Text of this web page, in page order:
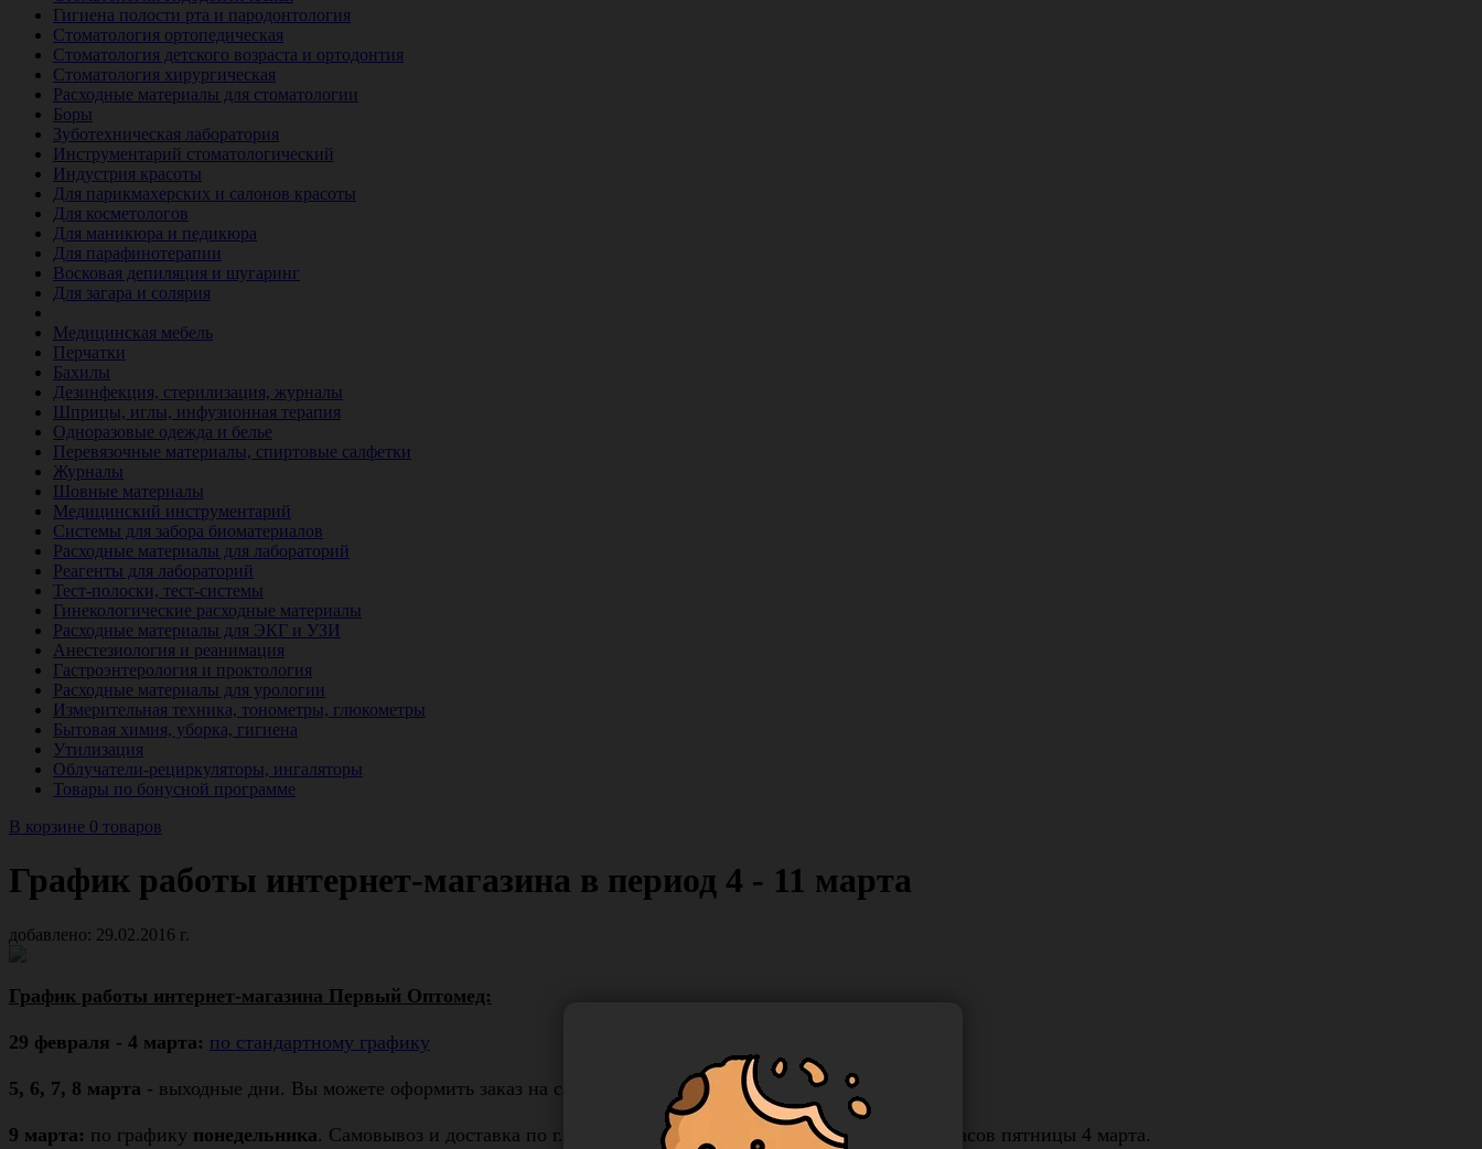
Гигиена полости рта и пародонтология
Стоматология ортопедическая
Стоматология детского возраста и ортодонтия
Стоматология хирургическая
Расходные материалы для стоматологии
Боры
Зуботехническая лаборатория
Инструментарий стоматологический
Индустрия красоты
Для парикмахерских и салонов красоты
Для косметологов
Для маникюра и педикюра
Для парафинотерапии
Восковая депиляция и шугаринг
Для загара и солярия
Медицинская мебель
Перчатки
Бахилы
Дезинфекция, стерилизация, журналы
Шприцы, иглы, инфузионная терапия
Одноразовые одежда и белье
Перевязочные материалы, спиртовые салфетки
Журналы
Шовные материалы
Медицинский инструментарий
Системы для забора биоматериалов
Расходные материалы для лабораторий
Реагенты для лабораторий
Тест-полоски, тест-системы
Гинекологические расходные материалы
Расходные материалы для ЭКГ и УЗИ
Анестезиология и реанимация
Гастроэнтерология и проктология
Расходные материалы для урологии
Измерительная техника, тонометры, глюкометры
Бытовая химия, уборка, гигиена
Утилизация
Облучатели-рециркуляторы, ингаляторы
Товары по бонусной программе
В корзине 0 товаров
График работы интернет-магазина в период 4 - 11 марта
добавлено: 29.02.2016 г.
График работы интернет-магазина Первый Оптомед:
29 февраля - 4 марта: по стандартному графику
5, 6, 7, 8 марта - выходные дни. Вы можете оформить заказ на сайте.
9 марта: по графику понедельника. Самовывоз и доставка по г. Владивосток - заказы, оформленные* до 15 часов пятницы 4 марта.